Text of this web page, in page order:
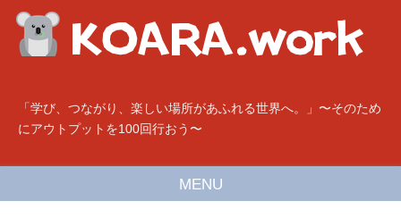
「学び、つながり、楽しい場所があふれる世界へ。」〜そのため
にアウトプットを100回行おう〜
MENU